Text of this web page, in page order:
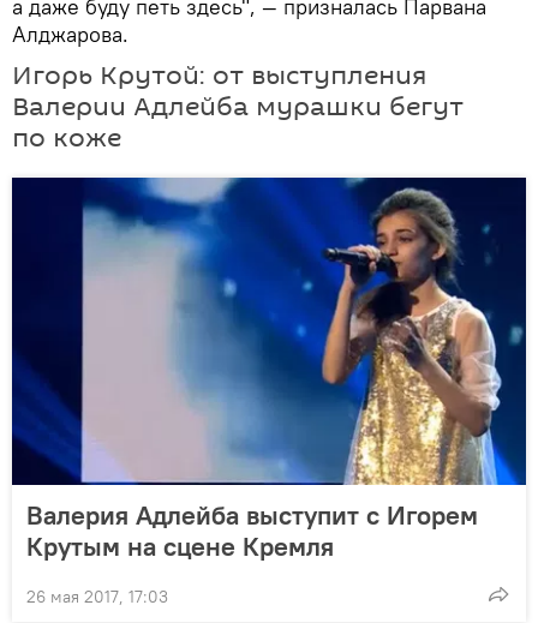
а даже буду петь здесь", — призналась Парвана
Алджарова.
Игорь Крутой: от выступления
Валерии Адлейба мурашки бегут
по коже
Валерия Адлейба выступит с Игорем
Крутым на сцене Кремля
26 мая 2017, 17:03